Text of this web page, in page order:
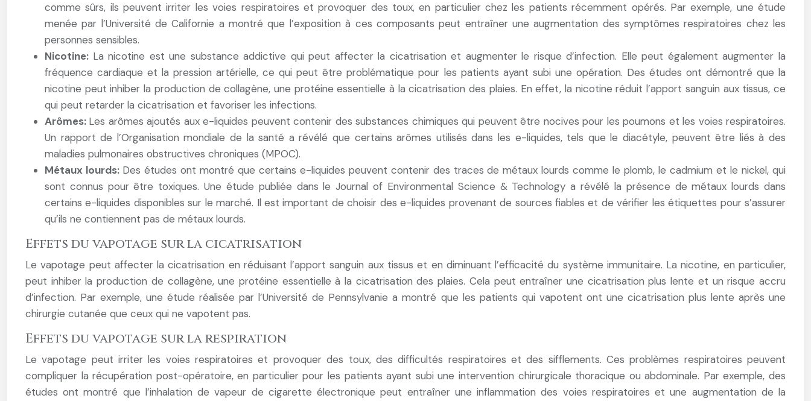
comme sûrs, ils peuvent irriter les voies respiratoires et provoquer des toux, en particulier chez les patients récemment opérés. Par exemple, une étude
menée par l’Université de Californie a montré que l’exposition à ces composants peut entraîner une augmentation des symptômes respiratoires chez les
personnes sensibles.
Nicotine: La nicotine est une substance addictive qui peut affecter la cicatrisation et augmenter le risque d’infection. Elle peut également augmenter la
fréquence cardiaque et la pression artérielle, ce qui peut être problématique pour les patients ayant subi une opération. Des études ont démontré que la
nicotine peut inhiber la production de collagène, une protéine essentielle à la cicatrisation des plaies. En effet, la nicotine réduit l’apport sanguin aux tissus, ce
qui peut retarder la cicatrisation et favoriser les infections.
Arômes: Les arômes ajoutés aux e-liquides peuvent contenir des substances chimiques qui peuvent être nocives pour les poumons et les voies respiratoires.
Un rapport de l’Organisation mondiale de la santé a révélé que certains arômes utilisés dans les e-liquides, tels que le diacétyle, peuvent être liés à des
maladies pulmonaires obstructives chroniques (MPOC).
Métaux lourds: Des études ont montré que certains e-liquides peuvent contenir des traces de métaux lourds comme le plomb, le cadmium et le nickel, qui
sont connus pour être toxiques. Une étude publiée dans le Journal of Environmental Science & Technology a révélé la présence de métaux lourds dans
certains e-liquides disponibles sur le marché. Il est important de choisir des e-liquides provenant de sources fiables et de vérifier les étiquettes pour s’assurer
qu’ils ne contiennent pas de métaux lourds.
Effets du vapotage sur la cicatrisation
Le vapotage peut affecter la cicatrisation en réduisant l’apport sanguin aux tissus et en diminuant l’efficacité du système immunitaire. La nicotine, en particulier,
peut inhiber la production de collagène, une protéine essentielle à la cicatrisation des plaies. Cela peut entraîner une cicatrisation plus lente et un risque accru
d’infection. Par exemple, une étude réalisée par l’Université de Pennsylvanie a montré que les patients qui vapotent ont une cicatrisation plus lente après une
chirurgie cutanée que ceux qui ne vapotent pas.
Effets du vapotage sur la respiration
Le vapotage peut irriter les voies respiratoires et provoquer des toux, des difficultés respiratoires et des sifflements. Ces problèmes respiratoires peuvent
compliquer la récupération post-opératoire, en particulier pour les patients ayant subi une intervention chirurgicale thoracique ou abdominale. Par exemple, des
études ont montré que l’inhalation de vapeur de cigarette électronique peut entraîner une inflammation des voies respiratoires et une augmentation de la